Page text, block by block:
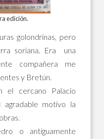
edición.
golondrinas, pero
soriana. Era una
compañera me
y Bretún.
el cercano Palacio
motivo la
o antiguamente